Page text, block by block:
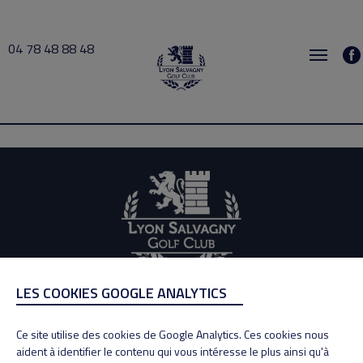
04 78 48 88 48
Larretche 2021-02-20 11:00 → 2021-02-20 16:30
ADRESSE
69890 La Tour de Salvagny
Tél : 04 78 48 88 48
LES COOKIES GOOGLE ANALYTICS
Ce site utilise des cookies de Google Analytics. Ces cookies nous
aident à identifier le contenu qui vous intéresse le plus ainsi qu'à